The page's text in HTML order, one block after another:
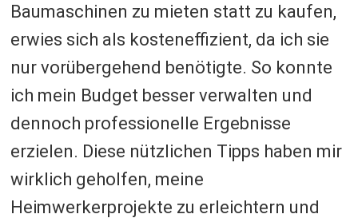
Baumaschinen zu mieten statt zu kaufen,
erwies sich als kosteneffizient, da ich sie
nur vorübergehend benötigte. So konnte
ich mein Budget besser verwalten und
dennoch professionelle Ergebnisse
erzielen. Diese nützlichen Tipps haben mir
wirklich geholfen, meine
Heimwerkerprojekte zu erleichtern und